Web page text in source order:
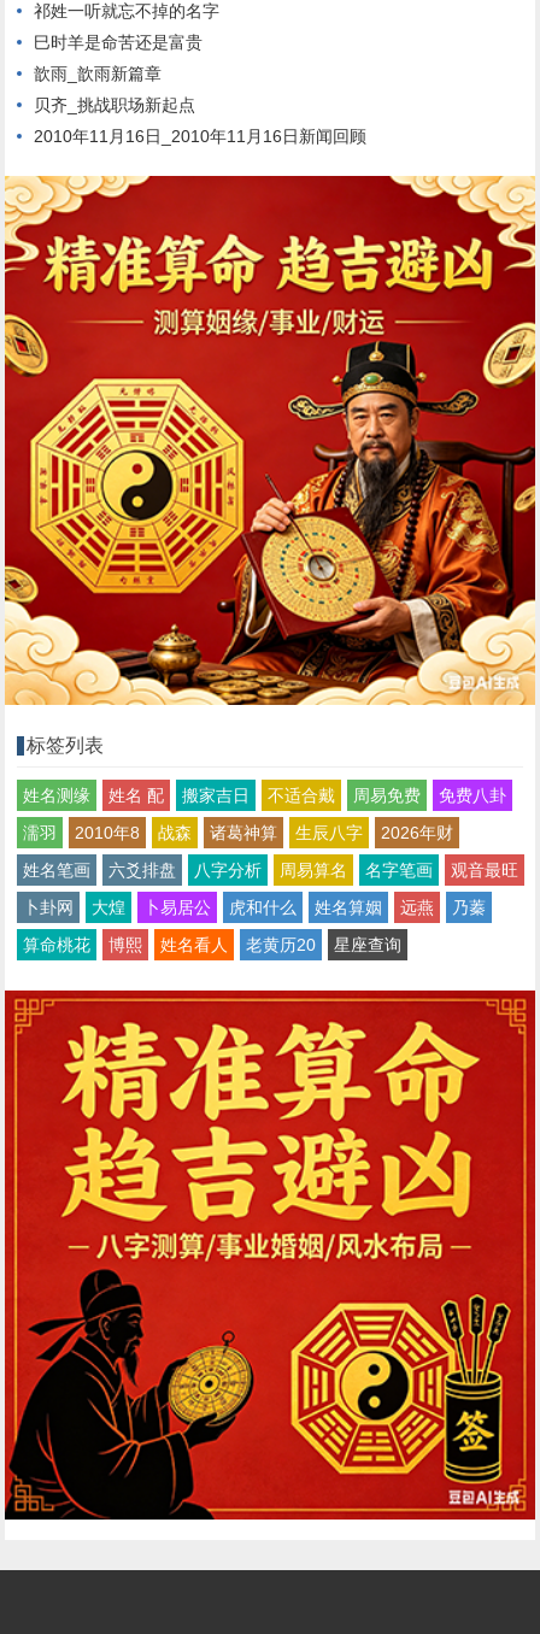
祁姓一听就忘不掉的名字
巳时羊是命苦还是富贵
歆雨_歆雨新篇章
贝齐_挑战职场新起点
2010年11月16日_2010年11月16日新闻回顾
标签列表
姓名测缘 姓名 配 搬家吉日 不适合戴 周易免费
免费八卦
濡羽
2010年8 战森 诸葛神算 生辰八字
2026年财
姓名笔画
六爻排盘 八字分析 周易算名 名字笔画
观音最旺
卜卦网
大煌 卜易居公 虎和什么 姓名算姻 远燕
乃蓁
算命桃花
博熙 姓名看人 老黄历20 星座查询